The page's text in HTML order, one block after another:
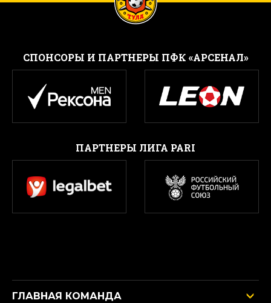
CПОНСОРЫ И ПАРТНЕРЫ ПФК «АРСЕНАЛ»
ПАРТНЕРЫ ЛИГА PARI
ГЛАВНАЯ КОМАНДА